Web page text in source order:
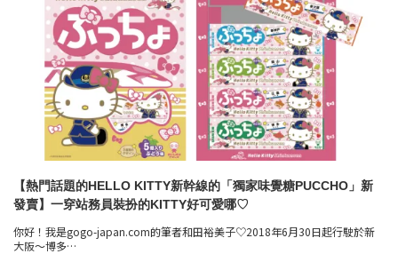
【熱門話題的HELLO KITTY新幹線的「獨家味覺糖PUCCHO」新
發賣】一穿站務員裝扮的KITTY好可愛哪♡
你好！我是gogo-japan.com的筆者和田裕美子♡2018年6月30日起行駛於新
大阪～博多…